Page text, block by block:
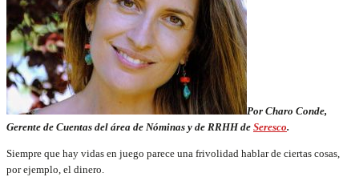
Por Charo Conde,
Gerente de Cuentas del área de Nóminas y de RRHH de Seresco.
Siempre que hay vidas en juego parece una frivolidad hablar de ciertas cosas,
por ejemplo, el dinero.